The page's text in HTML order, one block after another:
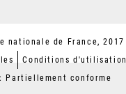
nationale de France, 2017
Conditions d'utilisation
Partiellement conforme